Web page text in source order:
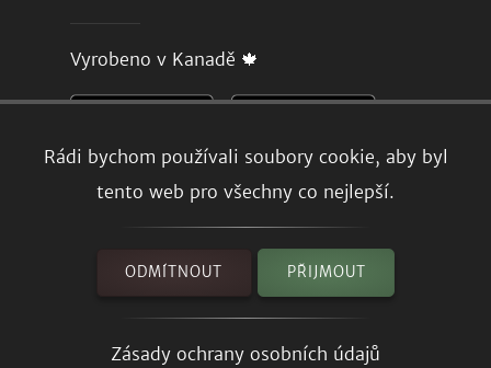
Rádi bychom používali soubory cookie, aby byl
tento web pro všechny co nejlepší.
ODMÍTNOUT PŘIJMOUT
Zásady ochrany osobních údajů
Vyrobeno v Kanadě 🍁